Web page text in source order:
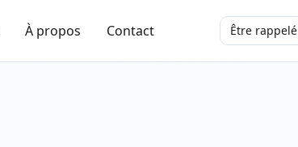
À propos Contact Être rappelé